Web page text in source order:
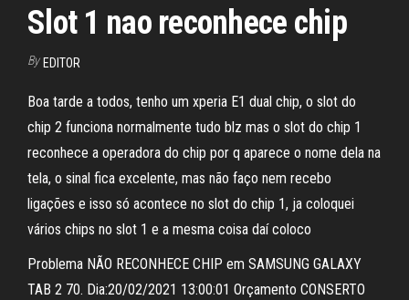
Slot 1 nao reconhece chip
By EDITOR
Boa tarde a todos, tenho um xperia E1 dual chip, o slot do
chip 2 funciona normalmente tudo blz mas o slot do chip 1
reconhece a operadora do chip por q aparece o nome dela na
tela, o sinal fica excelente, mas não faço nem recebo
ligações e isso só acontece no slot do chip 1, ja coloquei
vários chips no slot 1 e a mesma coisa daí coloco
Problema NÃO RECONHECE CHIP em SAMSUNG GALAXY
TAB 2 70. Dia:20/02/2021 13:00:01 Orçamento CONSERTO